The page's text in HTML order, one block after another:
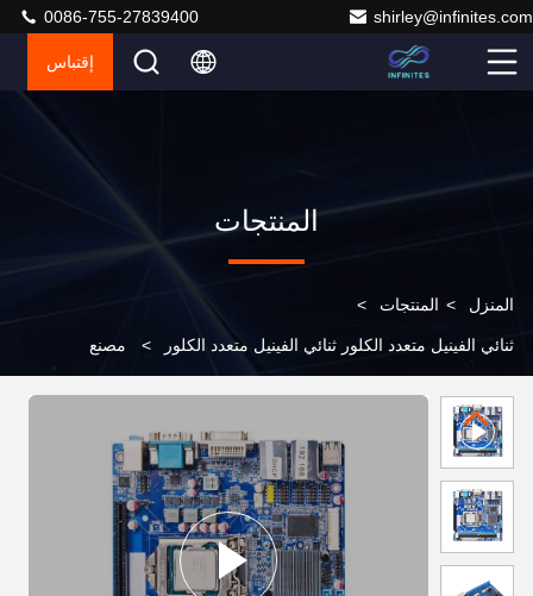
shirley@infinites.com
0086-755-27839400
إقتباس
المنتجات
المنزل > المنتجات >
ثنائي الفينيل متعدد الكلور ثنائي الفينيل متعدد الكلور > مصنع
PCB PCBA